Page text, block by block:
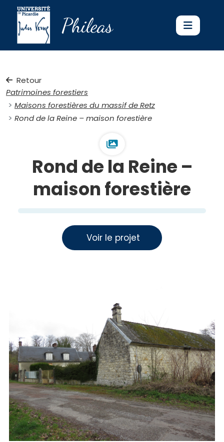
Phileas
Retour
Patrimoines forestiers
Maisons forestières du massif de Retz
Rond de la Reine – maison forestière
Rond de la Reine –
maison forestière
Voir le projet